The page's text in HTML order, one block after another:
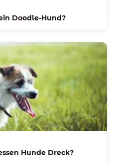
Doodle-Hund?
Hunde Dreck?